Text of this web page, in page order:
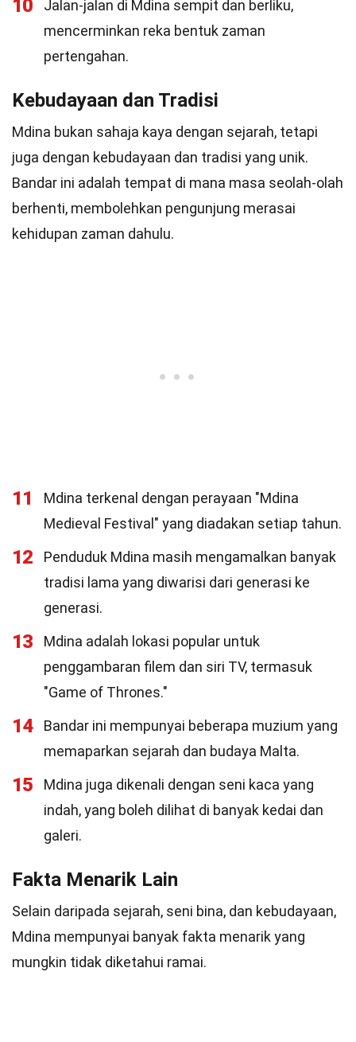
10
Jalan-jalan di Mdina sempit dan berliku,
mencerminkan reka bentuk zaman
pertengahan.
Kebudayaan dan Tradisi
Mdina bukan sahaja kaya dengan sejarah, tetapi
juga dengan kebudayaan dan tradisi yang unik.
Bandar ini adalah tempat di mana masa seolah-olah
berhenti, membolehkan pengunjung merasai
kehidupan zaman dahulu.
11
Mdina terkenal dengan perayaan "Mdina
Medieval Festival" yang diadakan setiap tahun.
12
Penduduk Mdina masih mengamalkan banyak
tradisi lama yang diwarisi dari generasi ke
generasi.
13
Mdina adalah lokasi popular untuk
penggambaran filem dan siri TV, termasuk
"Game of Thrones."
14
Bandar ini mempunyai beberapa muzium yang
memaparkan sejarah dan budaya Malta.
15
Mdina juga dikenali dengan seni kaca yang
indah, yang boleh dilihat di banyak kedai dan
galeri.
Fakta Menarik Lain
Selain daripada sejarah, seni bina, dan kebudayaan,
Mdina mempunyai banyak fakta menarik yang
mungkin tidak diketahui ramai.